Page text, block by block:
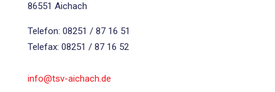
86551 Aichach
Telefon: 08251 / 87 16 51
Telefax: 08251 / 87 16 52
info@tsv-aichach.de